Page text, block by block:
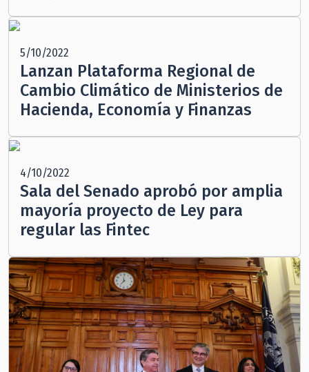
5/10/2022
Lanzan Plataforma Regional de
Cambio Climático de Ministerios de
Hacienda, Economía y Finanzas
4/10/2022
Sala del Senado aprobó por amplia
mayoría proyecto de Ley para
regular las Fintec